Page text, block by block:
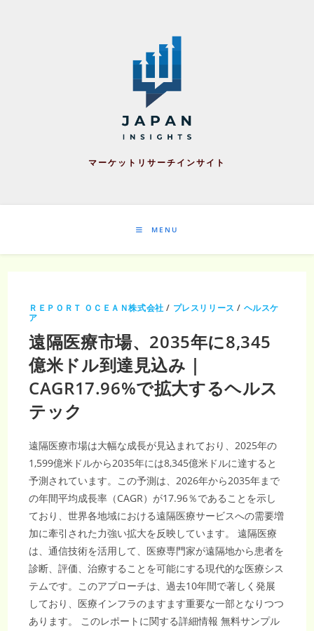
マーケットリサーチインサイト
MENU
ＲＥＰＯＲＴ ＯＣＥＡＮ株式会社 / プレスリリース / ヘルスケ
ア
遠隔医療市場、2035年に8,345
億米ドル到達見込み｜
CAGR17.96%で拡大するヘルス
テック
遠隔医療市場は大幅な成長が見込まれており、2025年の
1,599億米ドルから2035年には8,345億米ドルに達すると
予測されています。この予測は、2026年から2035年まで
の年間平均成長率（CAGR）が17.96％であることを示し
ており、世界各地域における遠隔医療サービスへの需要増
加に牽引された力強い拡大を反映しています。 遠隔医療
は、通信技術を活用して、医療専門家が遠隔地から患者を
診断、評価、治療することを可能にする現代的な医療シス
テムです。このアプローチは、過去10年間で著しく発展
しており、医療インフラのますます重要な一部となりつつ
あります。 このレポートに関する詳細情報 無料サンプル